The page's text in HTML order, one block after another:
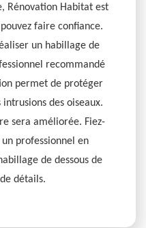
Rénovation Habitat est
faire confiance.
un habillage de
recommandé
permet de protéger
des oiseaux.
sera améliorée. Fiez-
professionnel en
de dessous de
détails.